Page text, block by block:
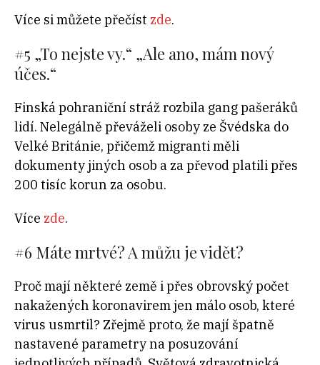
Více si můžete přečíst zde.
#5 „To nejste vy.“ „Ale ano, mám nový
účes.“
Finská pohraniční stráž rozbila gang pašeráků
lidí. Nelegálně převáželi osoby ze Švédska do
Velké Británie, přičemž migranti měli
dokumenty jiných osob a za převod platili přes
200 tisíc korun za osobu.
Více zde.
#6 Máte mrtvé? A můžu je vidět?
Proč mají některé země i přes obrovský počet
nakažených koronavirem jen málo osob, které
virus usmrtil? Zřejmě proto, že mají špatně
nastavené parametry na posuzování